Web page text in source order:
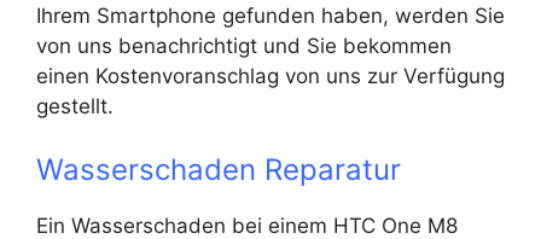
Ihrem Smartphone gefunden haben, werden Sie
von uns benachrichtigt und Sie bekommen
einen Kostenvoranschlag von uns zur Verfügung
gestellt.
Wasserschaden Reparatur
Ein Wasserschaden bei einem HTC One M8